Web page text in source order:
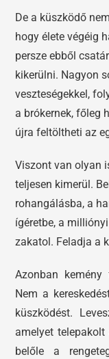
De a küszködő
hogy élete végéig
persze ebből
kikerülni. Nagyon
veszteségekkel,
a brókernek, főleg
újra feltöltheti az
Viszont van olyan
teljesen kimerül.
rohangálásba, a
ígéretbe, a
zakatol. Feladja a
Azonban
Nem a
küszködést.
amelyet
belőle a